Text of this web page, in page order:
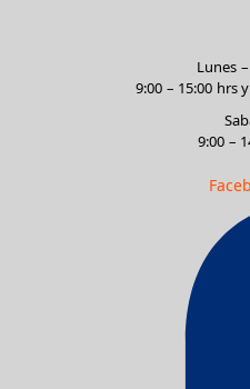
Lunes
9:00 – 15:00 hrs
9:00 –